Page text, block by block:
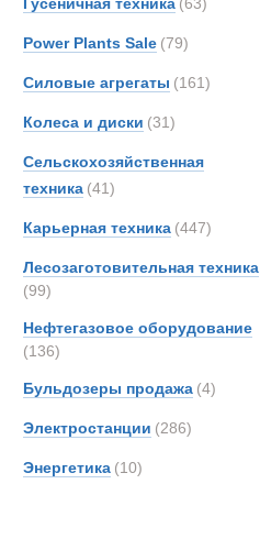
Power Plants Sale (79)
Силовые агрегаты (161)
Колеса и диски (31)
Сельскохозяйственная
техника (41)
Карьерная техника (447)
Лесозаготовительная техника
(99)
Нефтегазовое оборудование
(136)
Бульдозеры продажа (4)
Электростанции (286)
Энергетика (10)